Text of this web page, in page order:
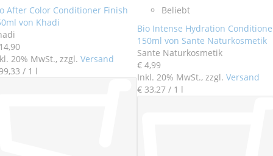
After Color Conditioner Finish
von Khadi
,90
20% MwSt., zzgl. Versand
,33 / 1 l
Beliebt
Bio Intense Hydration
150ml von Sante Naturkosmetik
Sante Naturkosmetik
€ 4,99
Inkl. 20% MwSt., zzgl. Versand
€ 33,27 / 1 l